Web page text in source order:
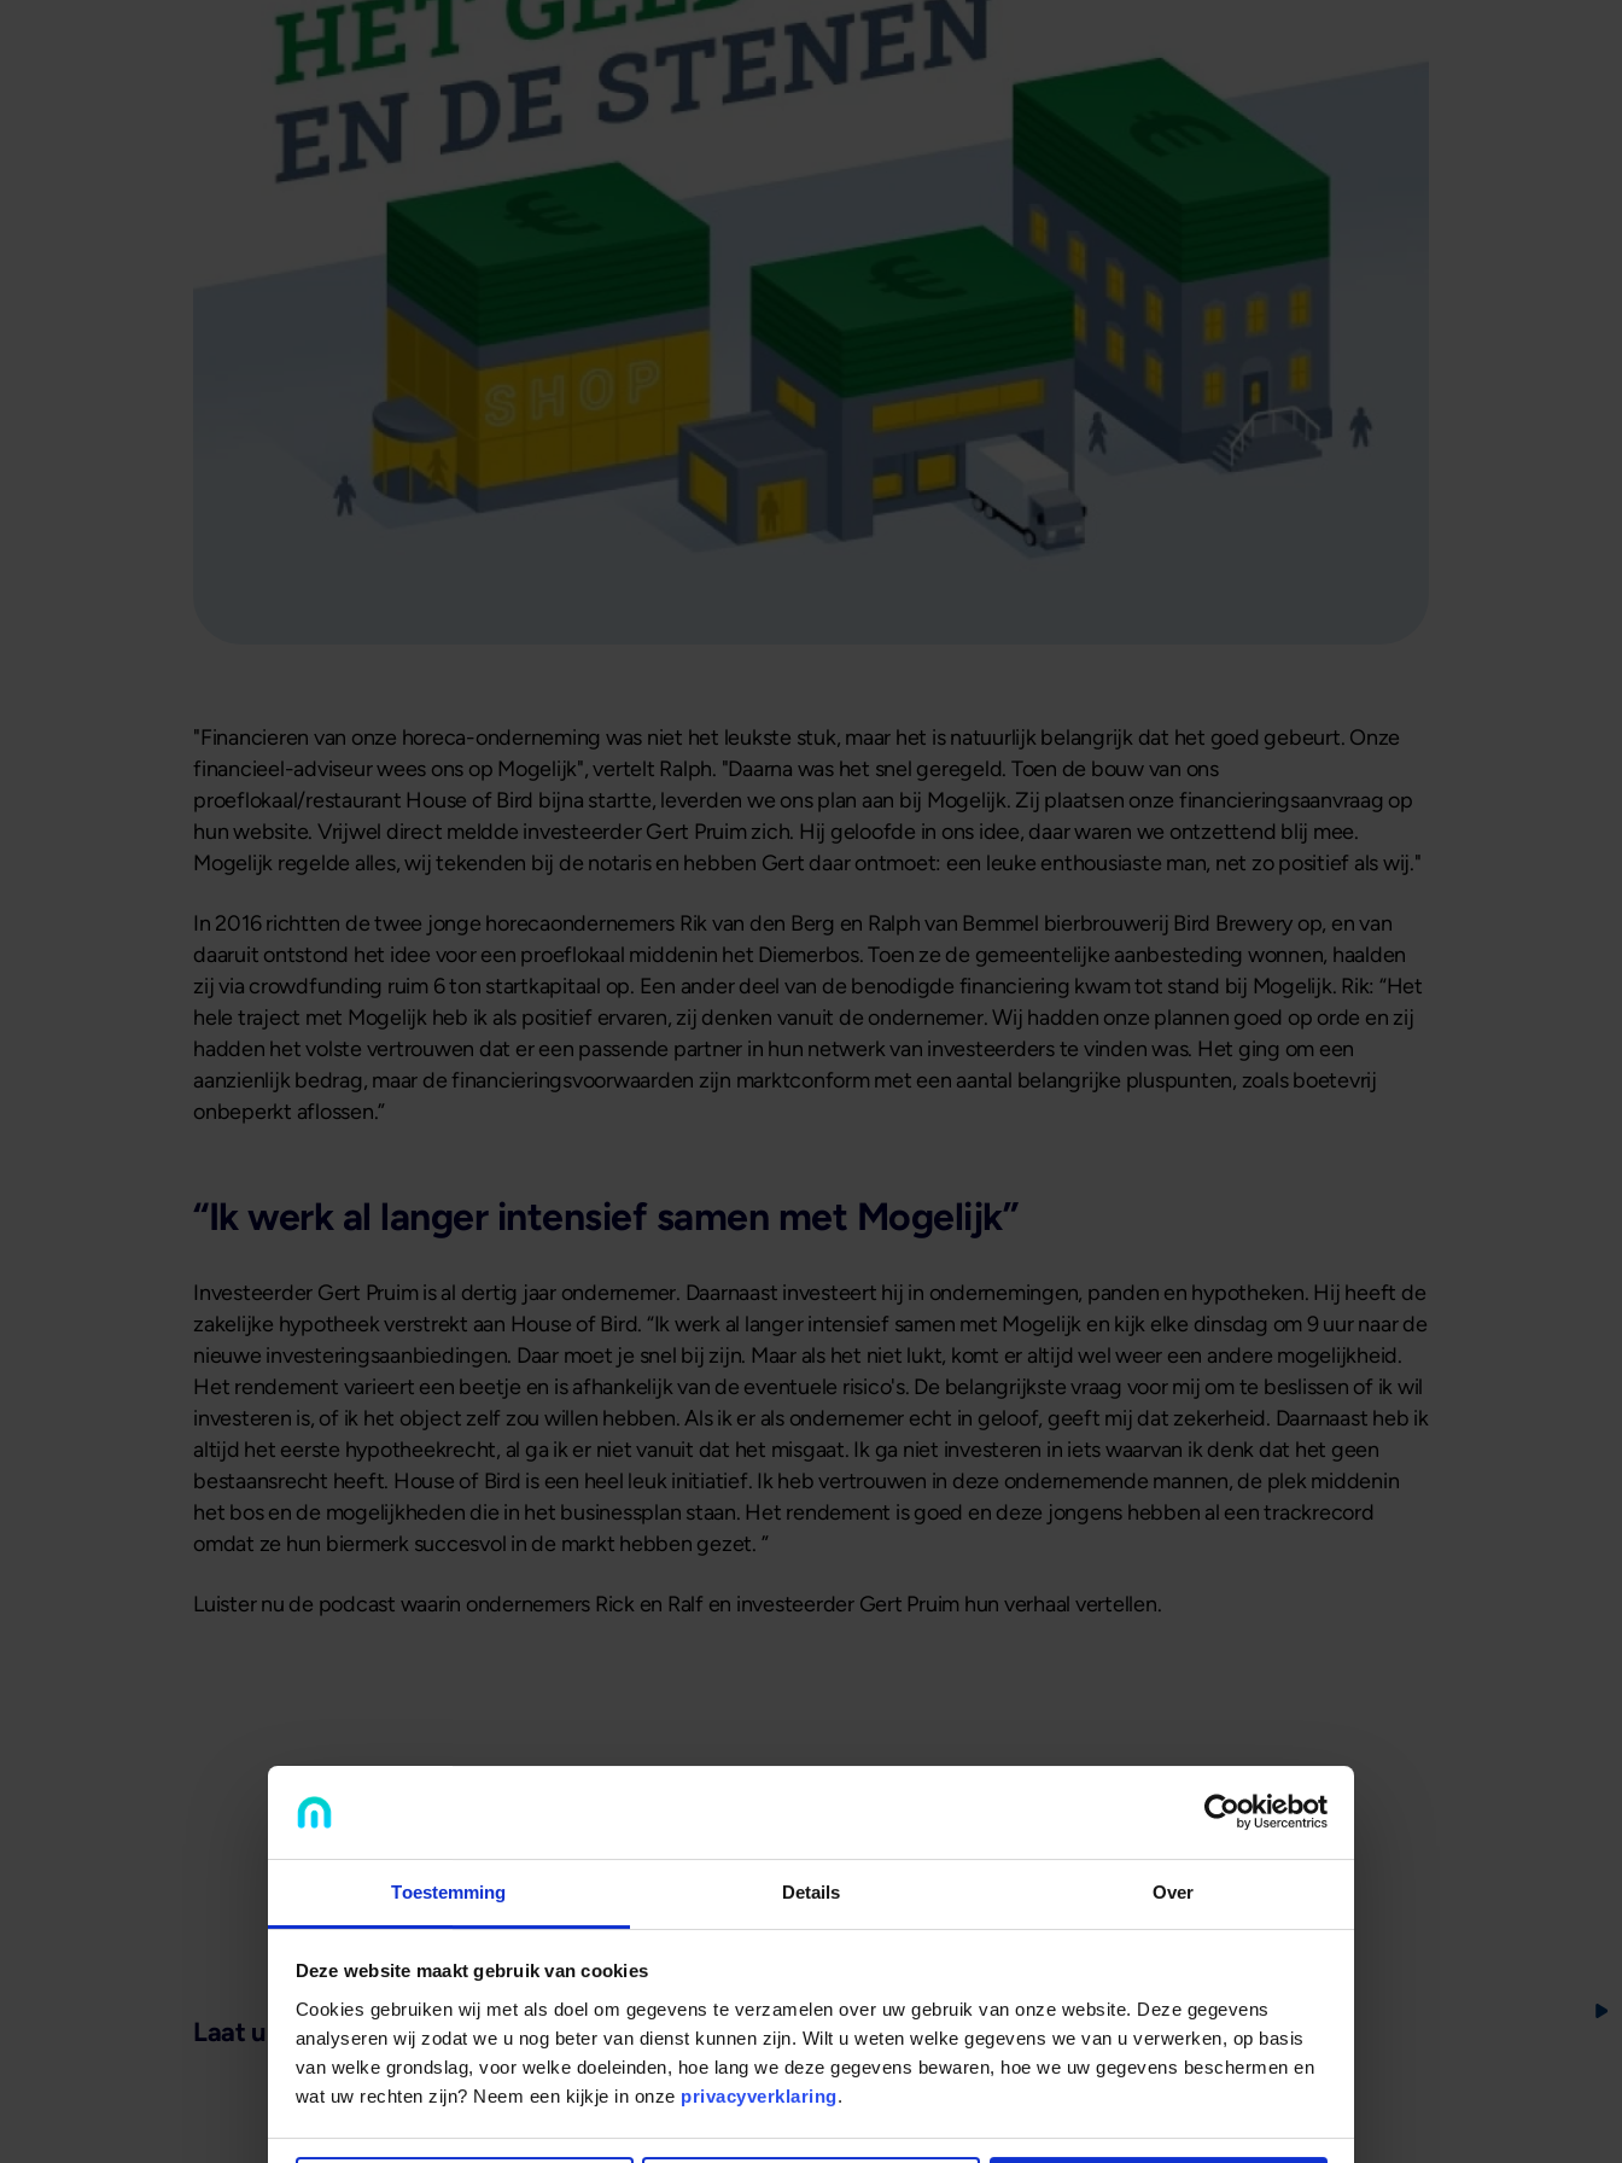
Toestemming Details Over
Deze website maakt gebruik van cookies
Cookies gebruiken wij met als doel om gegevens te verzamelen over uw gebruik van onze website. Deze gegevens
analyseren wij zodat we u nog beter van dienst kunnen zijn. Wilt u weten welke gegevens we van u verwerken, op basis
van welke grondslag, voor welke doeleinden, hoe lang we deze gegevens bewaren, hoe we uw gegevens beschermen en
wat uw rechten zijn? Neem een kijkje in onze privacyverklaring.
"Financieren van onze horeca-onderneming was niet het leukste stuk, maar het is natuurlijk belangrijk dat het goed gebeurt. Onze
financieel-adviseur wees ons op Mogelijk", vertelt Ralph. "Daarna was het snel geregeld. Toen de bouw van ons
proeflokaal/restaurant House of Bird bijna startte, leverden we ons plan aan bij Mogelijk. Zij plaatsen onze financieringsaanvraag op
hun website. Vrijwel direct meldde investeerder Gert Pruim zich. Hij geloofde in ons idee, daar waren we ontzettend blij mee.
Mogelijk regelde alles, wij tekenden bij de notaris en hebben Gert daar ontmoet: een leuke enthousiaste man, net zo positief als wij."
In 2016 richtten de twee jonge horecaondernemers Rik van den Berg en Ralph van Bemmel bierbrouwerij Bird Brewery op, en van
daaruit ontstond het idee voor een proeflokaal middenin het Diemerbos. Toen ze de gemeentelijke aanbesteding wonnen, haalden
zij via crowdfunding ruim 6 ton startkapitaal op. Een ander deel van de benodigde financiering kwam tot stand bij Mogelijk. Rik: “Het
hele traject met Mogelijk heb ik als positief ervaren, zij denken vanuit de ondernemer. Wij hadden onze plannen goed op orde en zij
hadden het volste vertrouwen dat er een passende partner in hun netwerk van investeerders te vinden was. Het ging om een
aanzienlijk bedrag, maar de financieringsvoorwaarden zijn marktconform met een aantal belangrijke pluspunten, zoals boetevrij
onbeperkt aflossen.”
“Ik werk al langer intensief samen met Mogelijk”
Investeerder Gert Pruim is al dertig jaar ondernemer. Daarnaast investeert hij in ondernemingen, panden en hypotheken. Hij heeft de
zakelijke hypotheek verstrekt aan House of Bird. “Ik werk al langer intensief samen met Mogelijk en kijk elke dinsdag om 9 uur naar de
nieuwe investeringsaanbiedingen. Daar moet je snel bij zijn. Maar als het niet lukt, komt er altijd wel weer een andere mogelijkheid.
Het rendement varieert een beetje en is afhankelijk van de eventuele risico's. De belangrijkste vraag voor mij om te beslissen of ik wil
investeren is, of ik het object zelf zou willen hebben. Als ik er als ondernemer echt in geloof, geeft mij dat zekerheid. Daarnaast heb ik
altijd het eerste hypotheekrecht, al ga ik er niet vanuit dat het misgaat. Ik ga niet investeren in iets waarvan ik denk dat het geen
bestaansrecht heeft. House of Bird is een heel leuk initiatief. Ik heb vertrouwen in deze ondernemende mannen, de plek middenin
het bos en de mogelijkheden die in het businessplan staan. Het rendement is goed en deze jongens hebben al een trackrecord
omdat ze hun biermerk succesvol in de markt hebben gezet. ”
Luister nu de podcast waarin ondernemers Rick en Ralf en investeerder Gert Pruim hun verhaal vertellen.
Laat u ook inspireren door...
...de radioreeks 'Vastgoed Gezocht'